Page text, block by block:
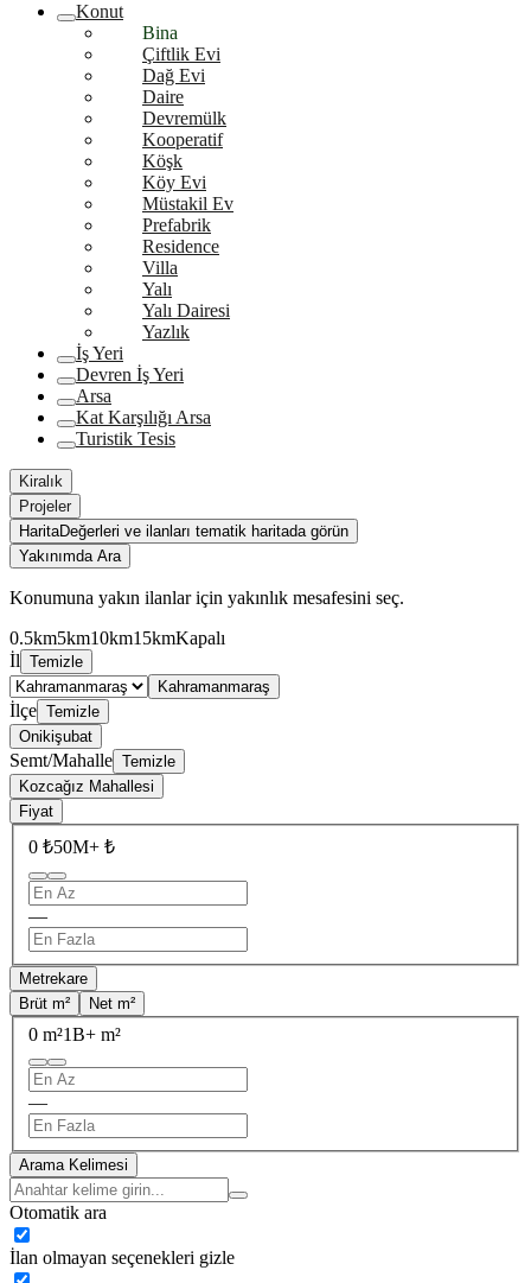
Konut
Bina
Çiftlik Evi
Dağ Evi
Daire
Devremülk
Kooperatif
Köşk
Köy Evi
Müstakil Ev
Prefabrik
Residence
Villa
Yalı
Yalı Dairesi
Yazlık
İş Yeri
Devren İş Yeri
Arsa
Kat Karşılığı Arsa
Turistik Tesis
Kiralık
Projeler
HaritaDeğerleri ve ilanları tematik haritada görün
Yakınımda Ara
Konumuna yakın ilanlar için yakınlık mesafesini seç.
0.5km5km10km15kmKapalı
İl Temizle
Kahramanmaraş
İlçe Temizle
Onikişubat
Semt/Mahalle Temizle
Kozcağız Mahallesi
Fiyat
0 ₺50M+ ₺
—
Metrekare
Brüt m²
Net m²
0 m²1B+ m²
—
Arama Kelimesi
Otomatik ara
İlan olmayan seçenekleri gizle